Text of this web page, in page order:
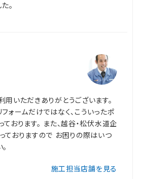
。
いただきありがとうございます。
ォームだけではなく、こういったポ
おります。 また、越谷・松伏水道企
ておりますので お困りの際はいつ
施工担当店舗を見る